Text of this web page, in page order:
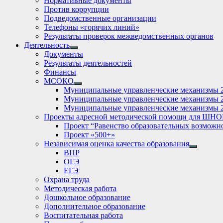
Против коррупции
Подведомственные организации
Телефоны «горячих линий»
Результаты проверок межведомственных органов
Деятельность
Show
sub
menu
Документы
Результаты деятельностей
Финансы
МСОКО
Show
sub
menu
Муниципальные управленческие механизмы
Муниципальные управленческие механизмы
Муниципальные управленческие механизмы
Проекты адресной методической помощи для
Проект “Равенство образовательных
Проект «500+»
Независимая оценка качества образования
Show
ВПР
ОГЭ
ЕГЭ
Охрана труда
Методическая работа
Дошкольное образование
Дополнительное образование
Воспитательная работа